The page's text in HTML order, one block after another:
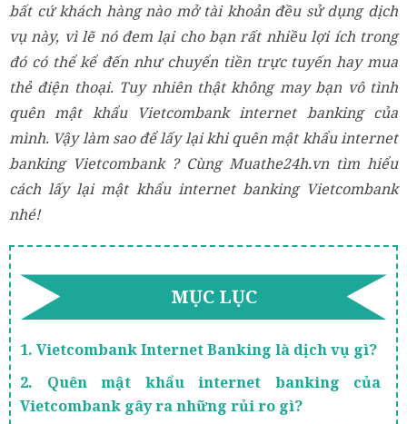
bất cứ khách hàng nào mở tài khoản đều sử dụng dịch
vụ này, vì lẽ nó đem lại cho bạn rất nhiều lợi ích trong
đó có thể kể đến như chuyển tiền trực tuyến hay mua
thẻ điện thoại. Tuy nhiên thật không may bạn vô tình
quên mật khẩu Vietcombank internet banking của
mình. Vậy làm sao để lấy lại khi quên mật khẩu internet
banking Vietcombank ? Cùng Muathe24h.vn tìm hiểu
cách lấy lại mật khẩu internet banking Vietcombank
nhé!
MỤC LỤC
1. Vietcombank Internet Banking là dịch vụ gì?
2. Quên mật khẩu internet banking của
Vietcombank gây ra những rủi ro gì?